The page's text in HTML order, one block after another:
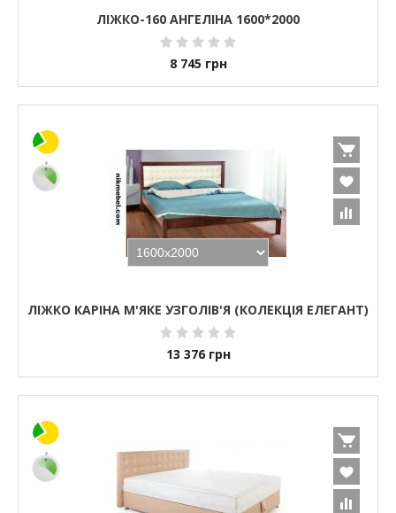
ЛІЖКО-160 АНГЕЛІНА 1600*2000
8 745 грн
ЛІЖКО КАРІНА М'ЯКЕ УЗГОЛІВ'Я (КОЛЕКЦІЯ ЕЛЕГАНТ)
13 376 грн